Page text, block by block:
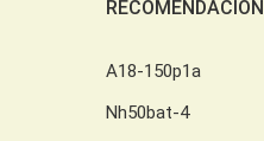
RECOMENDACIÓN
A18-150p1a
Nh50bat-4